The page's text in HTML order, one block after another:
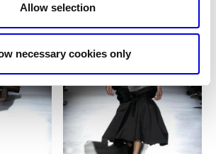
Allow selection
necessary cookies only